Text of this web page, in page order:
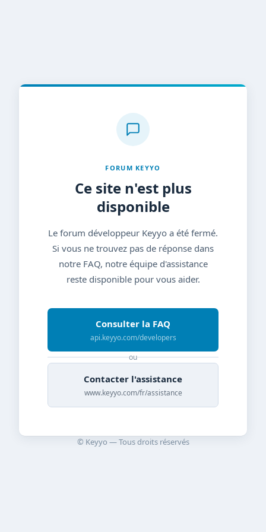
FORUM KEYYO
Ce site n'est plus
disponible
Le forum développeur Keyyo a été fermé.
Si vous ne trouvez pas de réponse dans
notre FAQ, notre équipe d'assistance
reste disponible pour vous aider.
Consulter la FAQ
api.keyyo.com/developers
ou
Contacter l'assistance
www.keyyo.com/fr/assistance
© Keyyo — Tous droits réservés